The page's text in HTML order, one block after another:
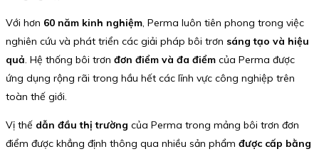
Với hơn 60 năm kinh nghiệm , Perma luôn tiên phong trong việc
nghiên cứu và phát triển các giải pháp bôi trơn sáng tạo và hiệu
quả . Hệ thống bôi trơn đơn điểm và đa điểm của Perma được
ứng dụng rộng rãi trong hầu hết các lĩnh vực công nghiệp trên
toàn thế giới.
Vị thế dẫn đầu thị trường của Perma trong mảng bôi trơn đơn
điểm được khẳng định thông qua nhiều sản phẩm được cấp bằng